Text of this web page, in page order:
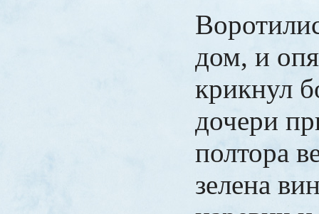
дом, и
крикнул
дочери
полтора
зелена